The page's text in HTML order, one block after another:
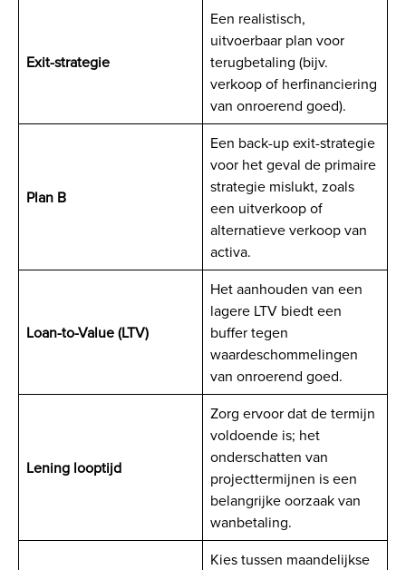
Exit-strategie
Een realistisch,
uitvoerbaar plan voor
terugbetaling (bijv.
verkoop of herfinanciering
van onroerend goed).
Plan B
Een back-up exit-strategie
voor het geval de primaire
strategie mislukt, zoals
een uitverkoop of
alternatieve verkoop van
activa.
Loan-to-Value (LTV)
Het aanhouden van een
lagere LTV biedt een
buffer tegen
waardeschommelingen
van onroerend goed.
Lening looptijd
Zorg ervoor dat de termijn
voldoende is; het
onderschatten van
projecttermijnen is een
belangrijke oorzaak van
wanbetaling.
Kies tussen maandelijkse